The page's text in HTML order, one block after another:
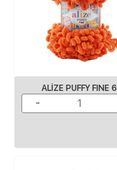
ALIZE PUFFY FINE 6